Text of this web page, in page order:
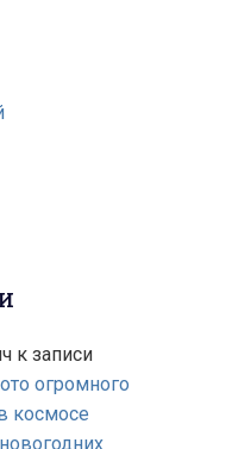
к записи
огромного
космосе